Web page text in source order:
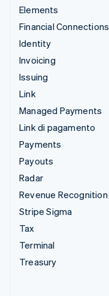
Elements
Financial Connections
Identity
Invoicing
Issuing
Link
Managed Payments
Link di pagamento
Payments
Payouts
Radar
Revenue Recognition
Stripe Sigma
Tax
Terminal
Treasury